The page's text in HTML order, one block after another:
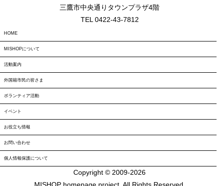
三鷹市中央通りタウンプラザ4階
TEL 0422-43-7812
HOME
MISHOPについて
活動案内
外国籍市民の皆さま
ボランティア活動
イベント
お役立ち情報
お問い合わせ
個人情報保護について
Copyright © 2009-2026
MISHOP homepage project. All Rights Reserved.